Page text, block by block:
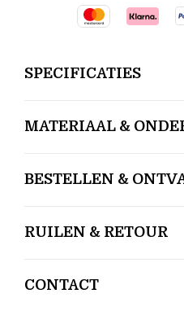
SPECIFICATIES
MATERIAAL &
BESTELLEN &
RUILEN & RETOUR
CONTACT